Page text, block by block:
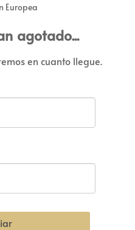
Europea
agotado...
en cuanto llegue.